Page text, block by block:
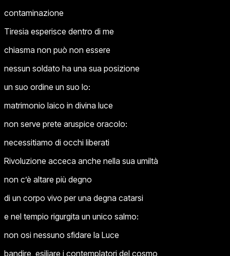
contaminazione
Tiresia esperisce dentro di me
chiasma non può non essere
nessun soldato ha una sua posizione
un suo ordine un suo Io:
matrimonio laico in divina luce
non serve prete aruspice oracolo:
necessitiamo di occhi liberati
Rivoluzione acceca anche nella sua umiltà
non c’è altare più degno
di un corpo vivo per una degna catarsi
e nel tempio rigurgita un unico salmo:
non osi nessuno sfidare la Luce
bandire, esiliare i contemplatori del cosmo